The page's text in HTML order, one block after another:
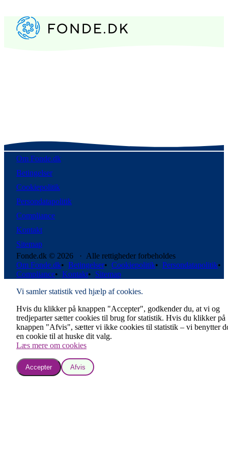
Om Fonde.dk
Betingelser
Cookiepolitik
Persondatapolitik
Compliance
Kontakt
Sitemap
Fonde.dk © 2026 · Alle rettigheder forbeholdes
Om Fonde.dk• Betingelser• Cookiepolitik• Persondatapolitik•
Compliance• Kontakt• Sitemap
Vi samler statistik ved hjælp af cookies.
Hvis du klikker på knappen "Accepter", godkender du, at vi og
tredjeparter sætter cookies til brug for statistik. Hvis du klikker på
knappen "Afvis", sætter vi ikke cookies til statistik – vi benytter
en cookie til at huske dit valg.
Læs mere om cookies
Accepter Afvis